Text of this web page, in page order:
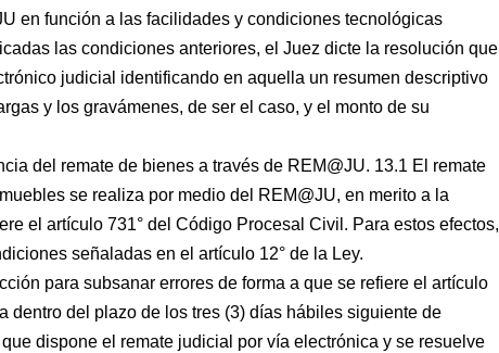
en función a las facilidades y condiciones tecnológicas
las condiciones anteriores, el Juez dicte la resolución que
judicial identificando en aquella un resumen descriptivo
y los gravámenes, de ser el caso, y el monto de su
del remate de bienes a través de REM@JU. 13.1 El remate
se realiza por medio del REM@JU, en merito a la
el artículo 731° del Código Procesal Civil. Para estos efectos,
señaladas en el artículo 12° de la Ley.
para subsanar errores de forma a que se refiere el artículo
dentro del plazo de los tres (3) días hábiles siguiente de
dispone el remate judicial por vía electrónica y se resuelve